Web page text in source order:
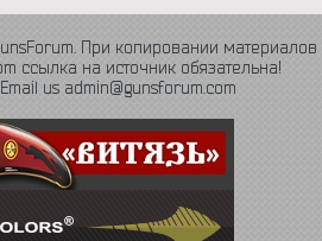
При копировании материалов
ссылка на источник обязательна!
us admin@gunsforum.com